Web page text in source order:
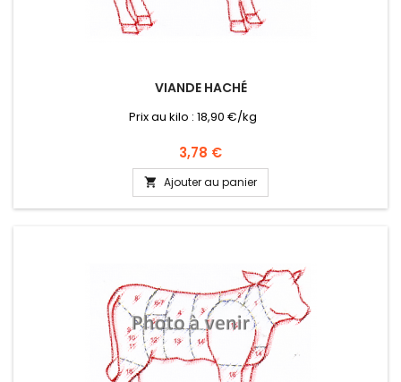
VIANDE HACHÉ
Prix au kilo : 18,90 €/kg
Prix
3,78 €
 Ajouter au panier